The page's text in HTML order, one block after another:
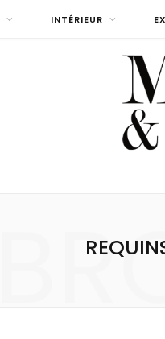
INTÉRIEUR